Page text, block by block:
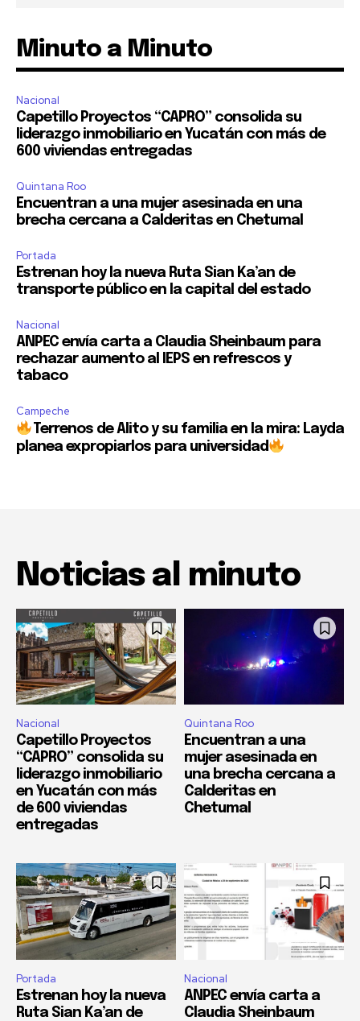
Minuto a Minuto
Nacional
Capetillo Proyectos “CAPRO” consolida su
liderazgo inmobiliario en Yucatán con más de
600 viviendas entregadas
Quintana Roo
Encuentran a una mujer asesinada en una
brecha cercana a Calderitas en Chetumal
Portada
Estrenan hoy la nueva Ruta Sian Ka’an de
transporte público en la capital del estado
Nacional
ANPEC envía carta a Claudia Sheinbaum para
rechazar aumento al IEPS en refrescos y
tabaco
Campeche
Terrenos de Alito y su familia en la mira: Layda
planea expropiarlos para universidad
Noticias al minuto
Nacional
Capetillo Proyectos
“CAPRO” consolida su
liderazgo inmobiliario
en Yucatán con más
de 600 viviendas
entregadas
Quintana Roo
Encuentran a una
mujer asesinada en
una brecha cercana a
Calderitas en
Chetumal
Portada
Estrenan hoy la nueva
Ruta Sian Ka’an de
Nacional
ANPEC envía carta a
Claudia Sheinbaum